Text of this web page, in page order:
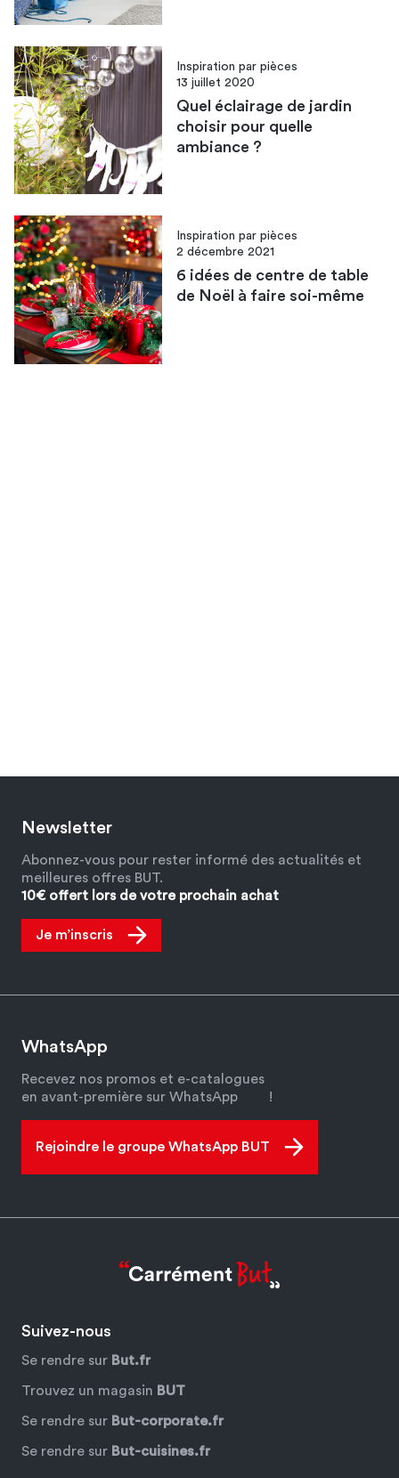
Inspiration par pièces
13 juillet 2020
Quel éclairage de jardin
choisir pour quelle
ambiance ?
Inspiration par pièces
2 décembre 2021
6 idées de centre de table
de Noël à faire soi-même
Newsletter
Abonnez-vous pour rester informé des actualités et
meilleures offres BUT.
10€ offert lors de votre prochain achat
Je m’inscris
WhatsApp
Recevez nos promos et e-catalogues
en avant-première sur WhatsApp
!
Rejoindre le groupe WhatsApp BUT
Suivez-nous
Se rendre sur But.fr
Trouvez un magasin BUT
Se rendre sur But-corporate.fr
Se rendre sur But-cuisines.fr